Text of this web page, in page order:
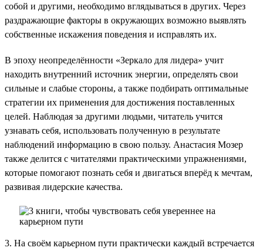
собой и другими, необходимо вглядываться в других. Через
раздражающие факторы в окружающих возможно выявлять
собственные искажения поведения и исправлять их.
В эпоху неопределённости «Зеркало для лидера» учит
находить внутренний источник энергии, определять свои
сильные и слабые стороны, а также подбирать оптимальные
стратегии их применения для достижения поставленных
целей. Наблюдая за другими людьми, читатель учится
узнавать себя, использовать полученную в результате
наблюдений информацию в свою пользу. Анастасия Мозер
также делится с читателями практическими упражнениями,
которые помогают познать себя и двигаться вперёд к мечтам,
развивая лидерские качества.
3. На своём карьерном пути практически каждый встречается